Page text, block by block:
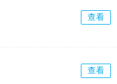
查看
查看